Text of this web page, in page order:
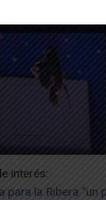
interés:
para la Ribera “un